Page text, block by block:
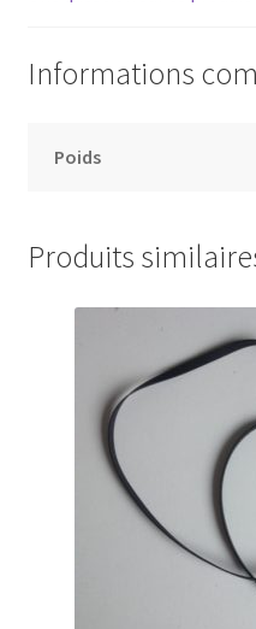
Informations
Poids
Produits